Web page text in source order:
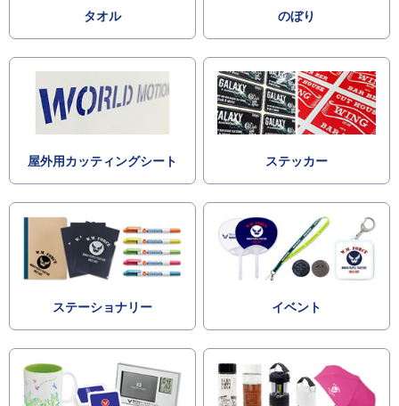
タオル のぼり
屋外用カッティングシート ステッカー
ステーショナリー イベント